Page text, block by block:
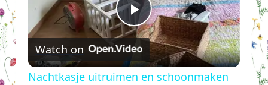
Play
Video
Watch on
Nachtkasje uitruimen en schoonmaken